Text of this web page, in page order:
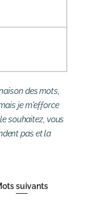
des mots,
je m'efforce
souhaitez, vous
pas et la
suivants